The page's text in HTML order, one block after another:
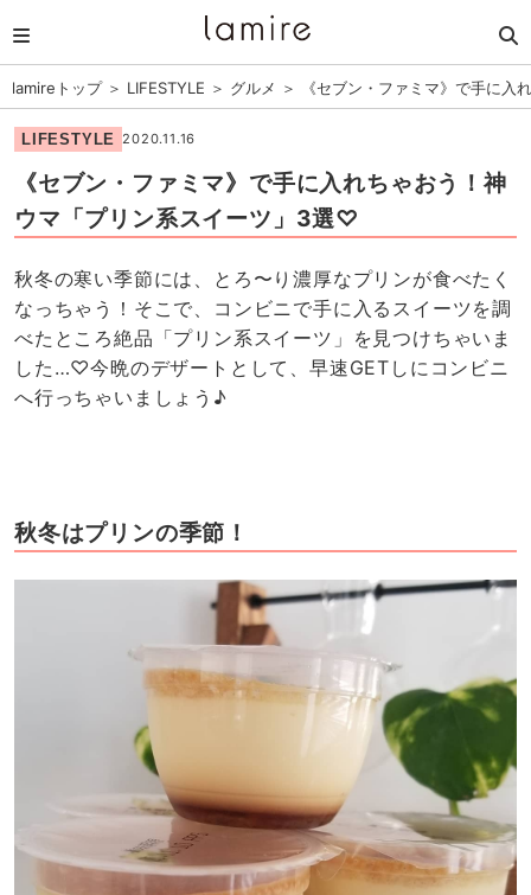
lamireトップ＞ LIFESTYLE ＞ グルメ ＞ 《セブン・ファミマ》で手に
LIFESTYLE 2020.11.16
《セブン・ファミマ》で手に入れちゃおう！神
ウマ「プリン系スイーツ」3選♡
秋冬の寒い季節には、とろ〜り濃厚なプリンが食べたく
なっちゃう！そこで、コンビニで手に入るスイーツを調
べたところ絶品「プリン系スイーツ」を見つけちゃいま
した…♡今晩のデザートとして、早速GETしにコンビニ
へ行っちゃいましょう♪
秋冬はプリンの季節！